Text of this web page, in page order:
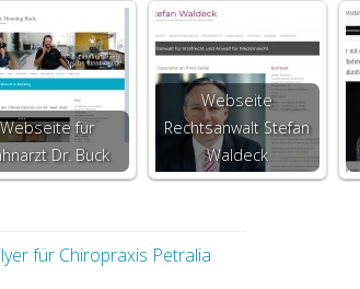
Webseite für
Dr. Buck
Webseite
Rechtsanwalt Stefan
Waldeck
für Chiropraxis Petralia